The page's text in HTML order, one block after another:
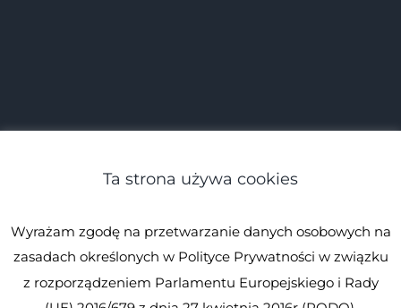
Ta strona używa cookies
Wyrażam zgodę na przetwarzanie danych osobowych na
zasadach określonych w Polityce Prywatności w związku
z rozporządzeniem Parlamentu Europejskiego i Rady